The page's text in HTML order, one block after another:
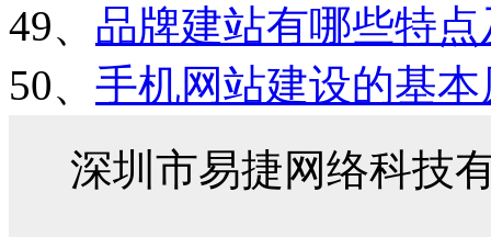
49、 品牌建站有哪些特
50、 手机网站建设的基本
深圳市易捷网络科